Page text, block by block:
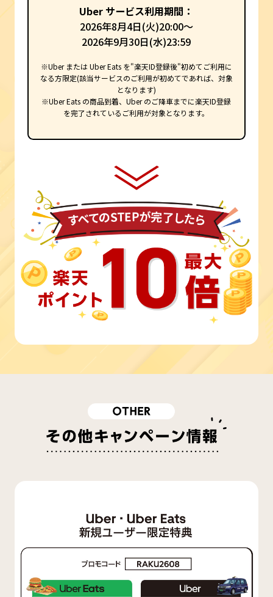
Uber サービス利用期間：
2026年8月4日(火)20:00～
2026年9月30日(水)23:59
※Uber または Uber Eats を"楽天ID登録後"初めてご利用に
なる方限定(該当サービスのご利用が初めてであれば、対象
となります)
※Uber Eats の商品到着、Uber のご降車までに楽天ID登録
を完了されているご利用が対象となります。